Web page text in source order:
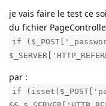
je vais faire le test ce
du fichier
if
par :
if